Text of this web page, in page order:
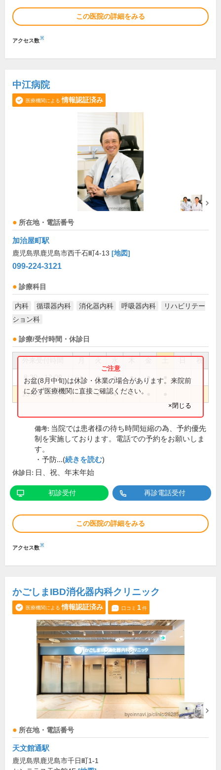
この医院の詳細をみる
アクセス数※
中江病院
医療機関による 情報認証済み
所在地・電話番号
加治屋町駅
鹿児島県鹿児島市西千石町4-13 [地図]
099-224-3121
診療科目
内科 循環器内科 消化器内科 呼吸器内科
リハビリテー
ション科
診療/受付時間・休診日
祝
8:30～12:00 ● ● ● ● ●
13:30～17:00 ● ● ● ●
お盆(8月中旬)は休診・休業の場合があります。来院前
に必ず医療機関に直接ご確認ください。
×閉じる
備考: 当院では患者様の待ち時間短縮の為、予約優先
制を実施しております。電話での予約をお願いしま
す。
・予防...(続きを読む)
休診日: 日、祝、年末年始
初診受付 再診電話受付
この医院の詳細をみる
アクセス数※
かごしまIBD消化器内科クリニック
医療機関による 情報認証済み 口コミ 1件
所在地・電話番号
天文館通駅
鹿児島県鹿児島市千日町1-1